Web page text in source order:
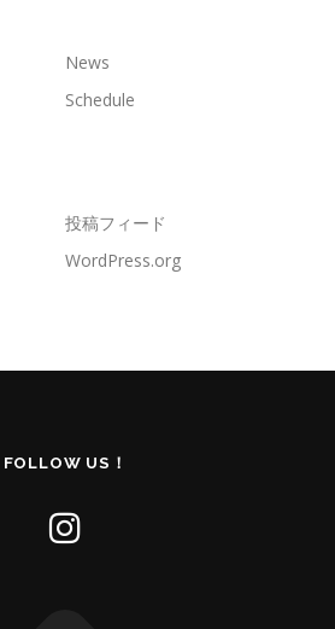
News
Schedule
投稿フィード
WordPress.org
FOLLOW US！